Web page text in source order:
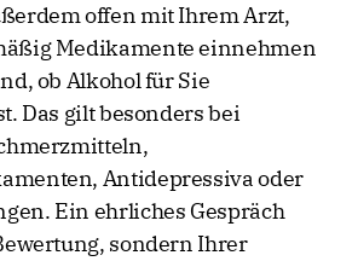
offen mit Ihrem Arzt,
Medikamente einnehmen
ob Alkohol für Sie
Das gilt besonders bei
Antidepressiva oder
Ein ehrliches Gespräch
sondern Ihrer